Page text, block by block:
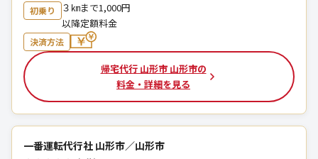
初乗り
３㎞まで1,000円
以降定額料金
決済方法
帰宅代行 山形市 山形市の
料金・詳細を見る
一番運転代行社 山形市／山形市